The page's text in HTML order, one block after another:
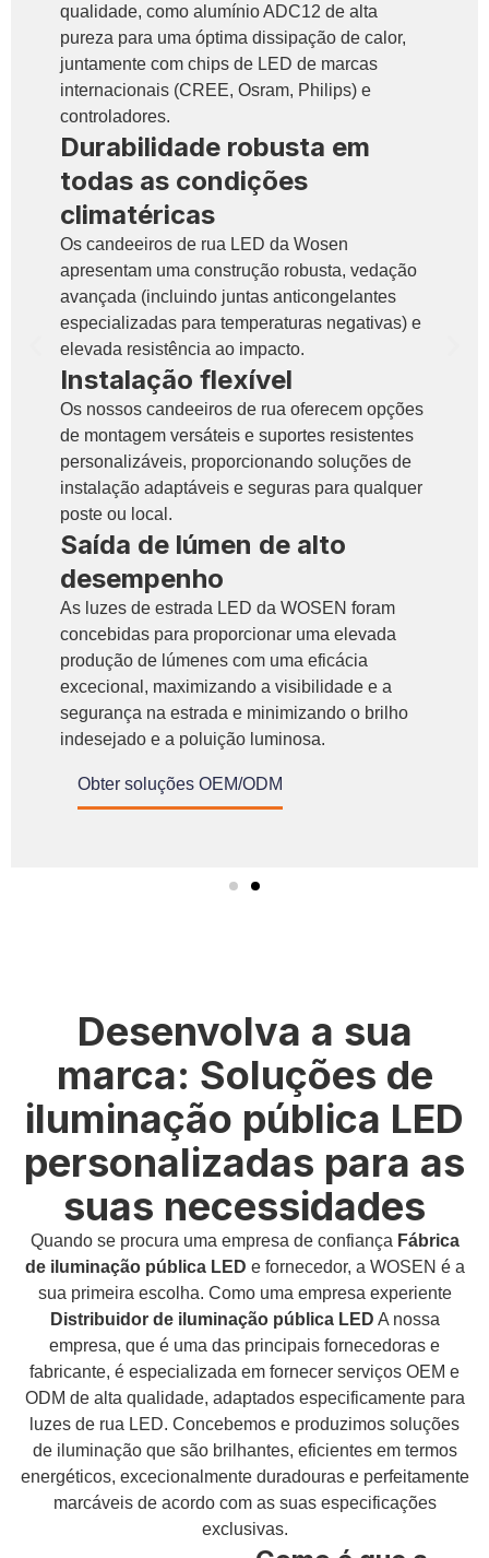
qualidade, como alumínio ADC12 de alta
pureza para uma óptima dissipação de calor,
juntamente com chips de LED de marcas
internacionais (CREE, Osram, Philips) e
controladores.
Durabilidade robusta em
todas as condições
climatéricas
Os candeeiros de rua LED da Wosen
apresentam uma construção robusta, vedação
avançada (incluindo juntas anticongelantes
especializadas para temperaturas negativas) e
elevada resistência ao impacto.
Instalação flexível
Os nossos candeeiros de rua oferecem opções
de montagem versáteis e suportes resistentes
personalizáveis, proporcionando soluções de
instalação adaptáveis e seguras para qualquer
poste ou local.
Saída de lúmen de alto
desempenho
As luzes de estrada LED da WOSEN foram
concebidas para proporcionar uma elevada
produção de lúmenes com uma eficácia
excecional, maximizando a visibilidade e a
segurança na estrada e minimizando o brilho
indesejado e a poluição luminosa.
Obter soluções OEM/ODM
Desenvolva a sua
marca: Soluções de
iluminação pública LED
personalizadas para as
suas necessidades
Quando se procura uma empresa de confiança Fábrica
de iluminação pública LED e fornecedor, a WOSEN é a
sua primeira escolha. Como uma empresa experiente
Distribuidor de iluminação pública LED A nossa
empresa, que é uma das principais fornecedoras e
fabricante, é especializada em fornecer serviços OEM e
ODM de alta qualidade, adaptados especificamente para
luzes de rua LED. Concebemos e produzimos soluções
de iluminação que são brilhantes, eficientes em termos
energéticos, excecionalmente duradouras e perfeitamente
marcáveis de acordo com as suas especificações
exclusivas.